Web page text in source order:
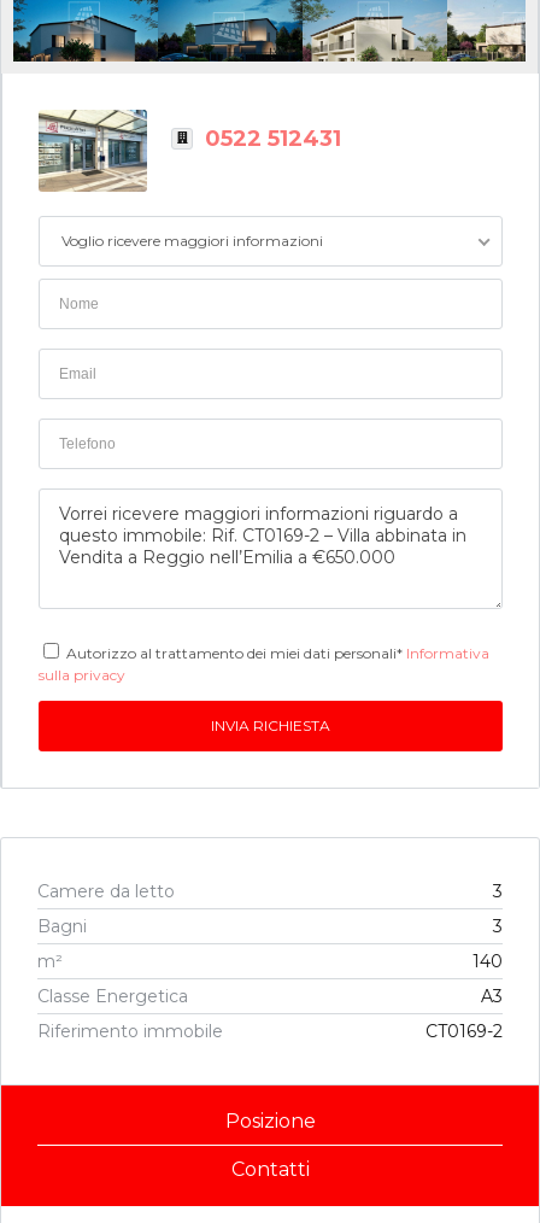
0522 512431
Voglio ricevere maggiori informazioni
Autorizzo al trattamento dei miei dati personali* Informativa
sulla privacy
Camere da letto
3
Bagni
3
m²
140
Classe Energetica
A3
Riferimento immobile
CT0169-2
Posizione
Contatti